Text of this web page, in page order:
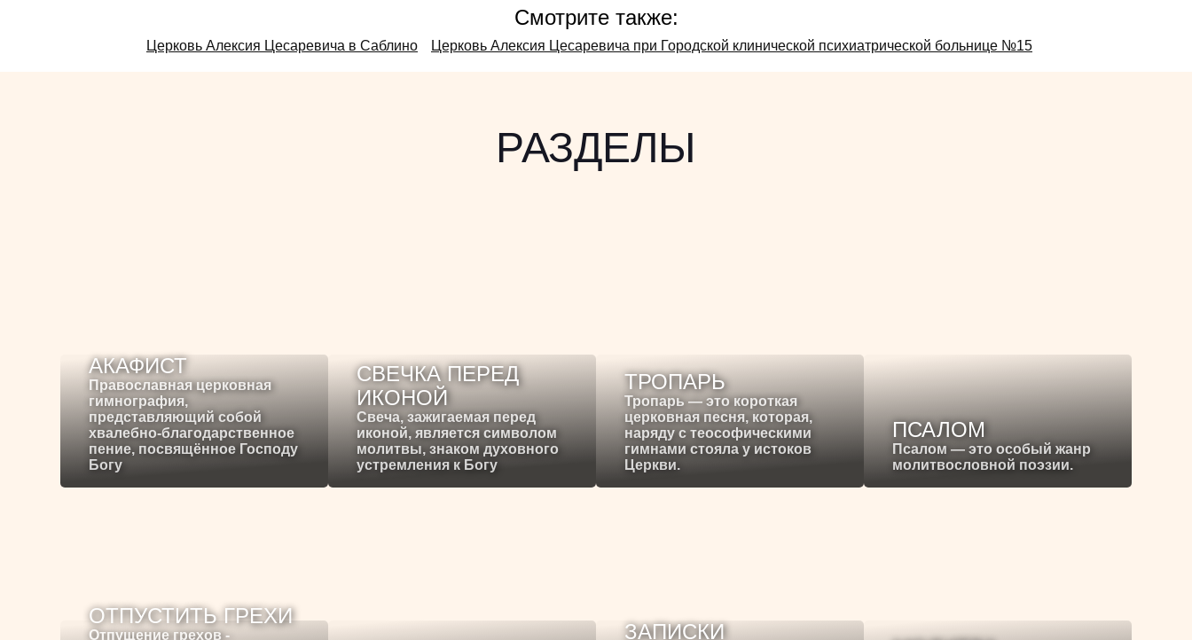
Смотрите также:
Церковь Алексия Цесаревича в Саблино Церковь Алексия Цесаревича при Городской клинической психиатрической больнице №15
РАЗДЕЛЫ
АКАФИСТ
Православная церковная
гимнография,
представляющий собой
хвалебно-благодарственное
пение, посвящённое Господу
Богу
СВЕЧКА ПЕРЕД
ИКОНОЙ
Свеча, зажигаемая перед
иконой, является символом
молитвы, знаком духовного
устремления к Богу
ТРОПАРЬ
Тропарь — это короткая
церковная песня, которая,
наряду с теософическими
гимнами стояла у истоков
Церкви.
ПСАЛОМ
Псалом — это особый жанр
молитвословной поэзии.
ОТПУСТИТЬ ГРЕХИ
Отпущение грехов -
ЗАПИСКИ